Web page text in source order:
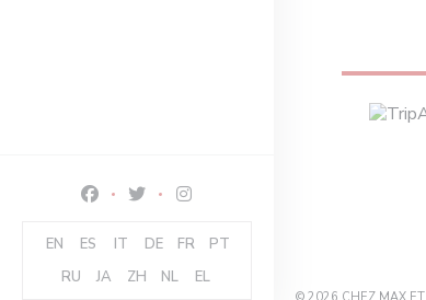
Facebook ((otevře se v novém okně))
Twitter ((otevře se v novém okně))
Instagram ((otevře se v novém
EN ES IT DE FR
PT
RU
JA ZH NL EL